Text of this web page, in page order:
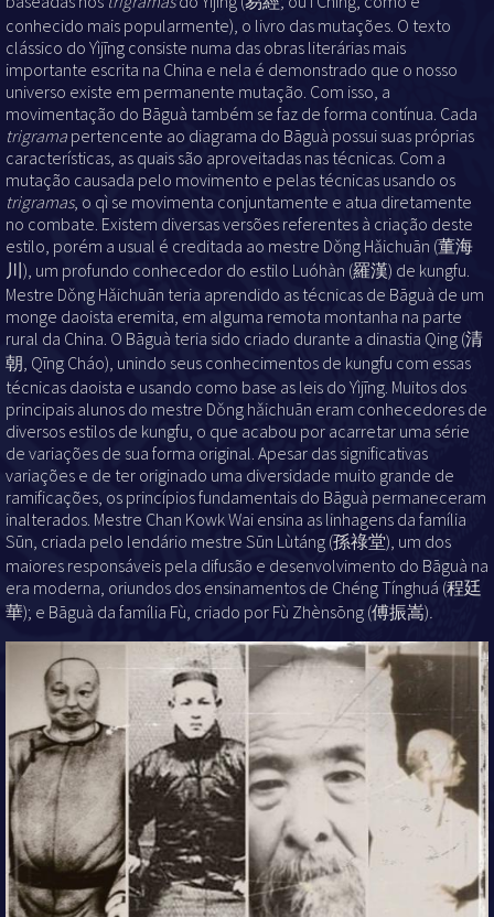
conhecido mais popularmente), o livro das mutações. O texto
clássico do Yìjīng consiste numa das obras literárias mais
importante escrita na China e nela é demonstrado que o nosso
universo existe em permanente mutação. Com isso, a
movimentação do Bāguà também se faz de forma contínua. Cada
trigrama pertencente ao diagrama do Bāguà possui suas próprias
características, as quais são aproveitadas nas técnicas. Com a
mutação causada pelo movimento e pelas técnicas usando os
trigramas, o qì se movimenta conjuntamente e atua diretamente
no combate. Existem diversas versões referentes à criação deste
estilo, porém a usual é creditada ao mestre Dǒng Hǎichuān (董海
川), um profundo conhecedor do estilo Luóhàn (羅漢) de kungfu.
Mestre Dǒng Hǎichuān teria aprendido as técnicas de Bāguà de um
monge daoista eremita, em alguma remota montanha na parte
rural da China. O Bāguà teria sido criado durante a dinastia Qing (清
朝, Qīng Cháo), unindo seus conhecimentos de kungfu com essas
técnicas daoista e usando como base as leis do Yìjīng. Muitos dos
principais alunos do mestre Dǒng hǎichuān eram conhecedores de
diversos estilos de kungfu, o que acabou por acarretar uma série
de variações de sua forma original. Apesar das significativas
variações e de ter originado uma diversidade muito grande de
ramificações, os princípios fundamentais do Bāguà permaneceram
inalterados. Mestre Chan Kowk Wai ensina as linhagens da família
Sūn, criada pelo lendário mestre Sūn Lùtáng (孫祿堂), um dos
maiores responsáveis pela difusão e desenvolvimento do Bāguà na
era moderna, oriundos dos ensinamentos de Chéng Tínghuá (程廷
華); e Bāguà da família Fù, criado por Fù Zhènsōng (傅振嵩).